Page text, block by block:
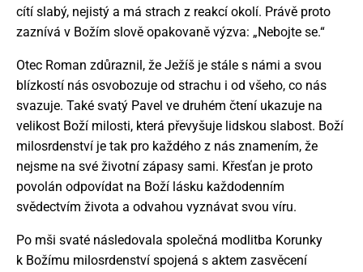
cítí slabý, nejistý a má strach z reakcí okolí. Právě proto
zaznívá v Božím slově opakovaně výzva: „Nebojte se.“
Otec Roman zdůraznil, že Ježíš je stále s námi a svou
blízkostí nás osvobozuje od strachu i od všeho, co nás
svazuje. Také svatý Pavel ve druhém čtení ukazuje na
velikost Boží milosti, která převyšuje lidskou slabost. Boží
milosrdenství je tak pro každého z nás znamením, že
nejsme na své životní zápasy sami. Křesťan je proto
povolán odpovídat na Boží lásku každodenním
svědectvím života a odvahou vyznávat svou víru.
Po mši svaté následovala společná modlitba Korunky
k Božímu milosrdenství spojená s aktem zasvěcení